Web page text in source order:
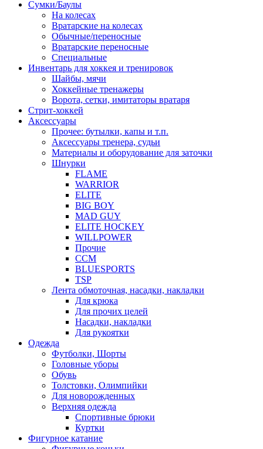
Сумки/Баулы
На колесах
Вратарские на колесах
Обычные/переносные
Вратарские переносные
Специальные
Инвентарь для хоккея и тренировок
Шайбы, мячи
Хоккейные тренажеры
Ворота, сетки, имитаторы вратаря
Стрит-хоккей
Аксессуары
Прочее: бутылки, капы и т.п.
Аксессуары тренера, судьи
Материалы и оборудование для заточки
Шнурки
FLAME
WARRIOR
ELITE
BIG BOY
MAD GUY
ELITE HOCKEY
WILLPOWER
Прочие
CCM
BLUESPORTS
TSP
Лента обмоточная, насадки, накладки
Для крюка
Для прочих целей
Насадки, накладки
Для рукоятки
Одежда
Футболки, Шорты
Головные уборы
Обувь
Толстовки, Олимпийки
Для новорожденных
Верхняя одежда
Спортивные брюки
Куртки
Фигурное катание